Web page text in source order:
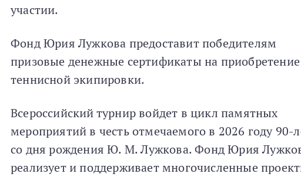
участии.
Фонд Юрия Лужкова предоставит победителям
призовые денежные сертификаты на приобретение
теннисной экипировки.
Всероссийский турнир войдет в цикл памятных
мероприятий в честь отмечаемого в 2026 году 90-
со дня рождения Ю. М. Лужкова. Фонд Юрия
реализует и поддерживает многочисленные